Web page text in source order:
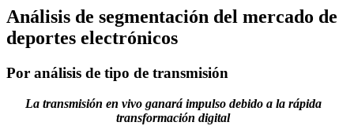
Análisis de segmentación del mercado de
deportes electrónicos
Por análisis de tipo de transmisión
La transmisión en vivo ganará impulso debido a la rápida
transformación digital